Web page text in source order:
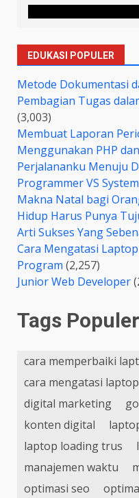
EDUKASI POPULER
Metode Dokumentasi
Pembagian Tugas
(3,003)
Membuat Laporan
Menggunakan PHP
Perjalananku Menuju
Programmer VS
Makna Natal bagi
Hidup Harus Punya
Arti Sukses Yang
Cara Mengatasi
Program (2,257)
Junior Web Developer
Tags Populer
cara memperbaiki
cara mengatasi
digital marketing
konten digital
laptop loading trus
manajemen waktu
optimasi seo